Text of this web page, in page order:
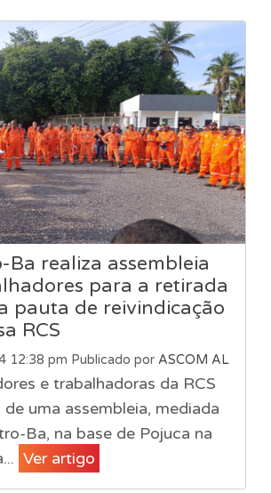
Ba realiza assembleia
para a retirada
pauta de reivindicação
RCS
12:38 pm Publicado por ASCOM AL
e trabalhadoras da RCS
uma assembleia, mediada
Ba, na base de Pojuca na
Ver artigo